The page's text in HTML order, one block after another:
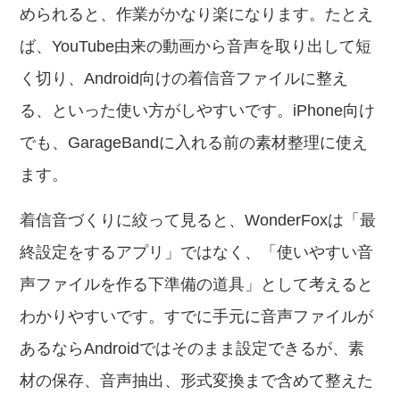
められると、作業がかなり楽になります。たとえ
ば、YouTube由来の動画から音声を取り出して短
く切り、Android向けの着信音ファイルに整え
る、といった使い方がしやすいです。iPhone向け
でも、GarageBandに入れる前の素材整理に使え
ます。
着信音づくりに絞って見ると、WonderFoxは「最
終設定をするアプリ」ではなく、「使いやすい音
声ファイルを作る下準備の道具」として考えると
わかりやすいです。すでに手元に音声ファイルが
あるならAndroidではそのまま設定できるが、素
材の保存、音声抽出、形式変換まで含めて整えた